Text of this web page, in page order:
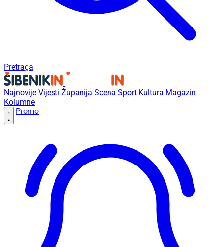
Pretraga
Najnovije Vijesti Županija Scena Sport Kultura Magazin
Kolumne
Promo